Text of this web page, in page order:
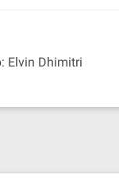
Elvin Dhimitri